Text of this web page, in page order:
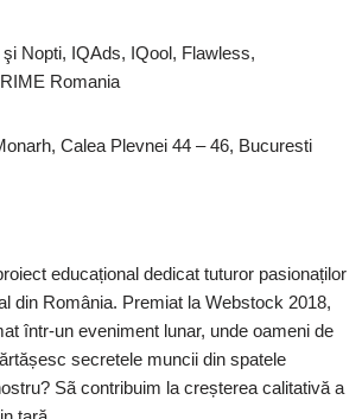
şi Nopti, IQAds, IQool, Flawless,
Romania
Calea Plevnei 44 – 46, Bucuresti
educațional dedicat tuturor pasionaților
din România. Premiat la Webstock 2018,
într-un eveniment lunar, unde oameni de
secretele muncii din spatele
Sã contribuim la creșterea calitativă a